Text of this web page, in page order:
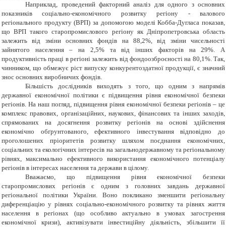
Наприклад, проведений факторний аналіз для одного з основних
показників соціально-економічного розвитку регіону - валового
регіонального продукту (ВРП) за допомогою моделі Кобба-Дугласа показав,
що ВРП такого старопромислового регіону як Дніпропетровська область
залежить від зміни основних фондів на 88,2%, від зміни чисельності
зайнятого населення – на 2,5% та від інших факторів на 29%. А
продуктивність праці в регіоні залежить від фондоозброєності на 80,1%. Так,
чинником, що обмежує ріст випуску конкурентоздатної продукції, є значний
знос основних виробничих фондів.
Більшість дослідників виходять з того, що одним з напрямів
державної економічної політики є підвищення рівня економічної безпеки
регіонів. На наш погляд, підвищення рівня економічної безпеки регіонів – це
комплекс правових, організаційних, наукових, фінансових та інших заходів,
спрямованих на досягнення розвитку регіонів на основі здійснення
економічно обґрунтованого, ефективного інвестування відповідно до
проголошених пріоритетів розвитку шляхом поєднання економічних,
соціальних та екологічних інтересів на загальнодержавному та регіональному
рівнях, максимально ефективного використання економічного потенціалу
регіонів в інтересах населення та держави в цілому.
Вважаємо, що підвищення рівня економічної безпеки
старопромислових регіонів є одним з головних завдань державної
регіональної політики України. Воно покликано зменшити регіональну
диференціацію у рівнях соціально-економічного розвитку та рівнях життя
населення в регіонах (що особливо актуально в умовах загострення
економічної кризи), активізувати інвестиційну діяльність, збільшити її